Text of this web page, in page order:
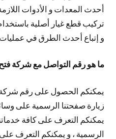
أحدث المعدات و الأدوات
تركيب قطع غيار أصلية
و إتباع أحدث الطرق في عمليات
ما هو رقم التواصل مع شركة
يمكنكم الحصول على رقم شركة
زيارة صفحتنا الرسمية على
يمكنكم التعرف على كافة
الرسمية ، و يمكنكم التعرف